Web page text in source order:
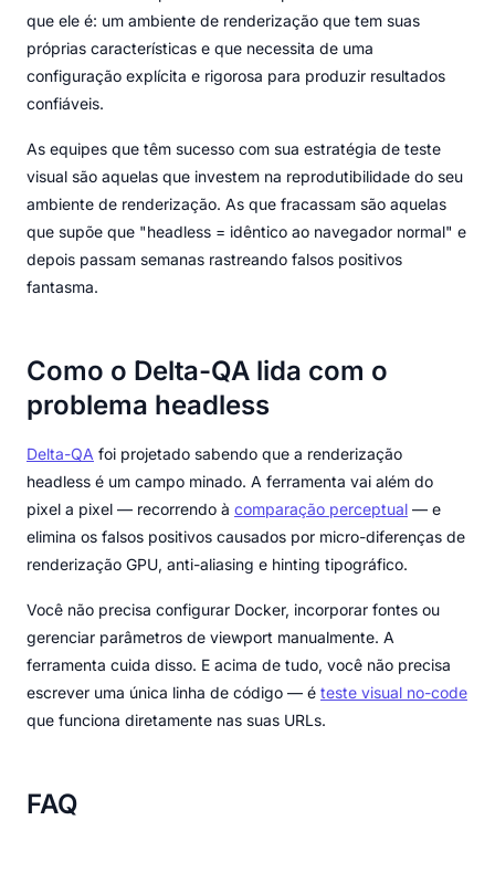
que ele é: um ambiente de renderização que tem suas
próprias características e que necessita de uma
configuração explícita e rigorosa para produzir resultados
confiáveis.
As equipes que têm sucesso com sua estratégia de teste
visual são aquelas que investem na reprodutibilidade do seu
ambiente de renderização. As que fracassam são aquelas
que supõe que "headless = idêntico ao navegador normal" e
depois passam semanas rastreando falsos positivos
fantasma.
Como o Delta-QA lida com o
problema headless
Delta-QA foi projetado sabendo que a renderização
headless é um campo minado. A ferramenta vai além do
pixel a pixel — recorrendo à comparação perceptual — e
elimina os falsos positivos causados por micro-diferenças de
renderização GPU, anti-aliasing e hinting tipográfico.
Você não precisa configurar Docker, incorporar fontes ou
gerenciar parâmetros de viewport manualmente. A
ferramenta cuida disso. E acima de tudo, você não precisa
escrever uma única linha de código — é teste visual no-code
que funciona diretamente nas suas URLs.
FAQ